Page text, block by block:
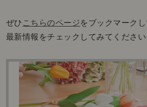
ぜひ こちらのページをブックマークし
最新情報をチェックしてみてください